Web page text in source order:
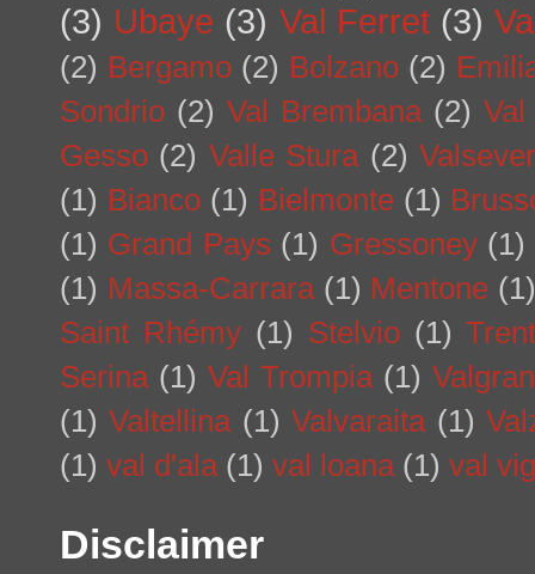
(3) Ubaye (3) Val Ferret (3)
(2) Bergamo (2) Bolzano (2)
Sondrio (2) Val Brembana (2)
Gesso (2) Valle Stura (2)
(1) Bianco (1) Bielmonte (1)
(1) Grand Pays (1) Gressoney (1)
(1) Massa-Carrara (1) Mentone
Saint Rhémy (1) Stelvio (1)
Serina (1) Val Trompia (1)
(1) Valtellina (1) Valvaraita (1)
(1) val d'ala (1) val loana (1) val
Disclaimer